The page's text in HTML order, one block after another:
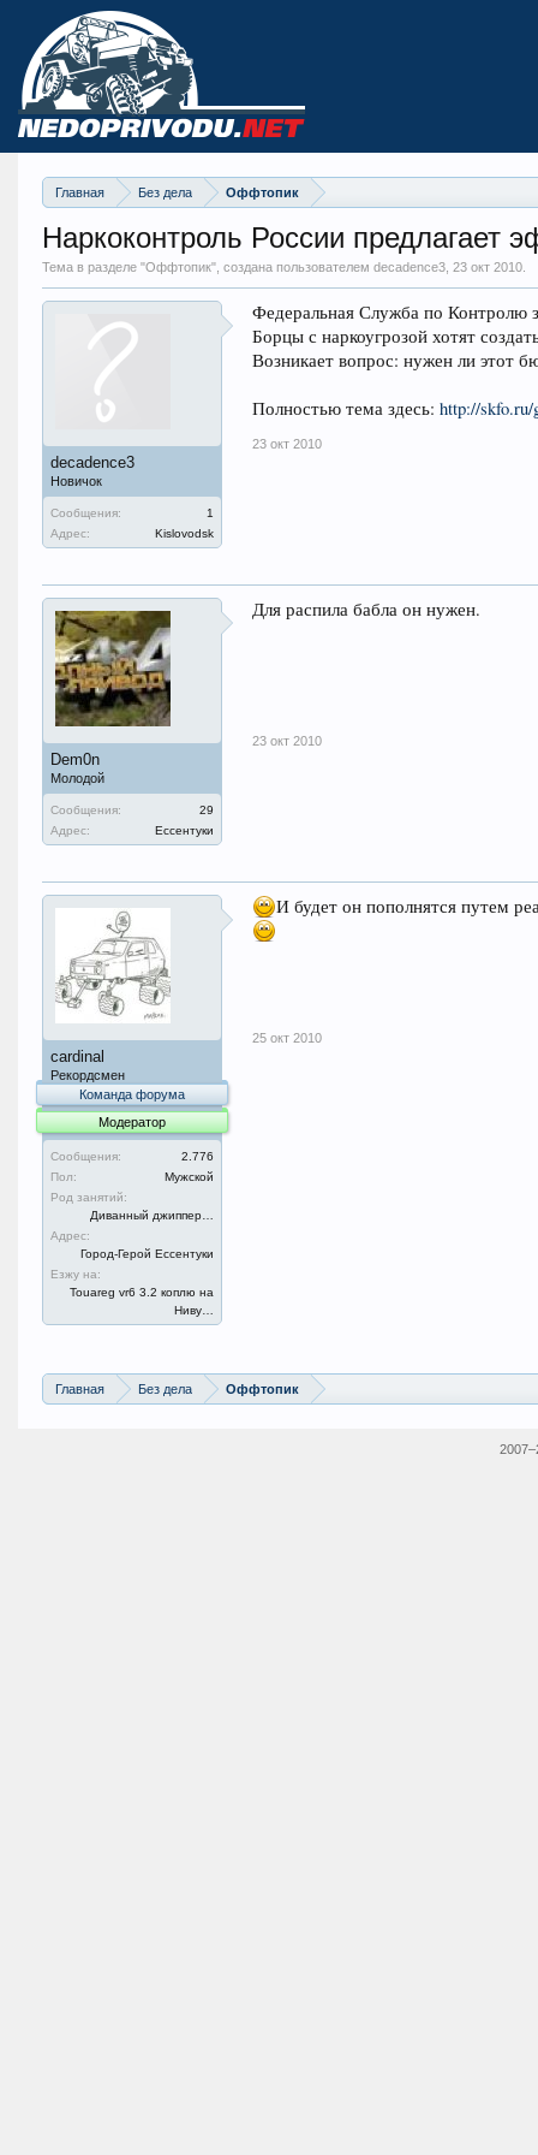
Главная Без дела Оффтопик
Наркоконтроль России предлагает
Тема в разделе "Оффтопик", создана пользователем decadence3, 23 окт 2010.
decadence3
Новичок
Сообщения:
1
Адрес:
Kislovodsk
Федеральная Служба по Контролю
Борцы с наркоугрозой хотят
Возникает вопрос: нужен ли этот
Полностью тема здесь: http://skfo.ru/
23 окт 2010
Dem0n
Молодой
Сообщения:
29
Адрес:
Ессентуки
Для распила бабла он нужен.
23 окт 2010
cardinal
Рекордсмен
Команда форума
Модератор
Сообщения:
2.776
Пол:
Мужской
Род занятий:
Диванный джиппер…
Адрес:
Город-Герой Ессентуки
Езжу на:
Touareg vr6 3.2 коплю на
Ниву…
И будет он пополнятся путем
25 окт 2010
Главная Без дела Оффтопик
2007–